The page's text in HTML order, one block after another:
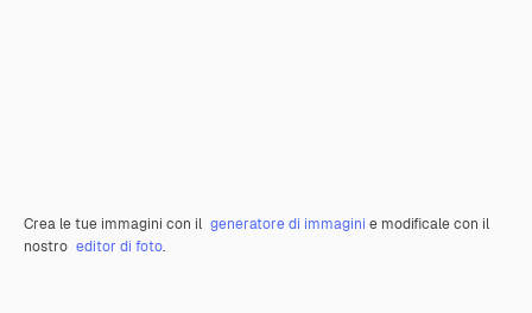
Crea le tue immagini con il generatore di immagini e modificale con il
nostro editor di foto.